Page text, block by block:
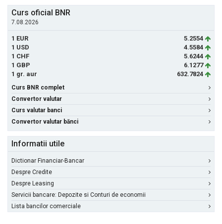
Curs oficial BNR
7.08.2026
1 EUR
5.2554
1 USD
4.5584
1 CHF
5.6244
1 GBP
6.1277
1 gr. aur
632.7824
Curs BNR complet
Convertor valutar
Curs valutar banci
Convertor valutar bănci
Informatii utile
Dictionar Financiar-Bancar
Despre Credite
Despre Leasing
Servicii bancare: Depozite si Conturi de economii
Lista bancilor comerciale